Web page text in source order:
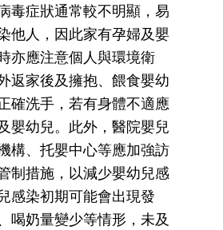
毒症狀通常較不明顯，易
他人，因此家有孕婦及嬰
亦應注意個人與環境衛
返家後及擁抱、餵食嬰幼
確洗手，若有身體不適應
嬰幼兒。此外，醫院嬰兒
構、托嬰中心等應加強訪
制措施，以減少嬰幼兒感
感染初期可能會出現發
喝奶量變少等情形，未及